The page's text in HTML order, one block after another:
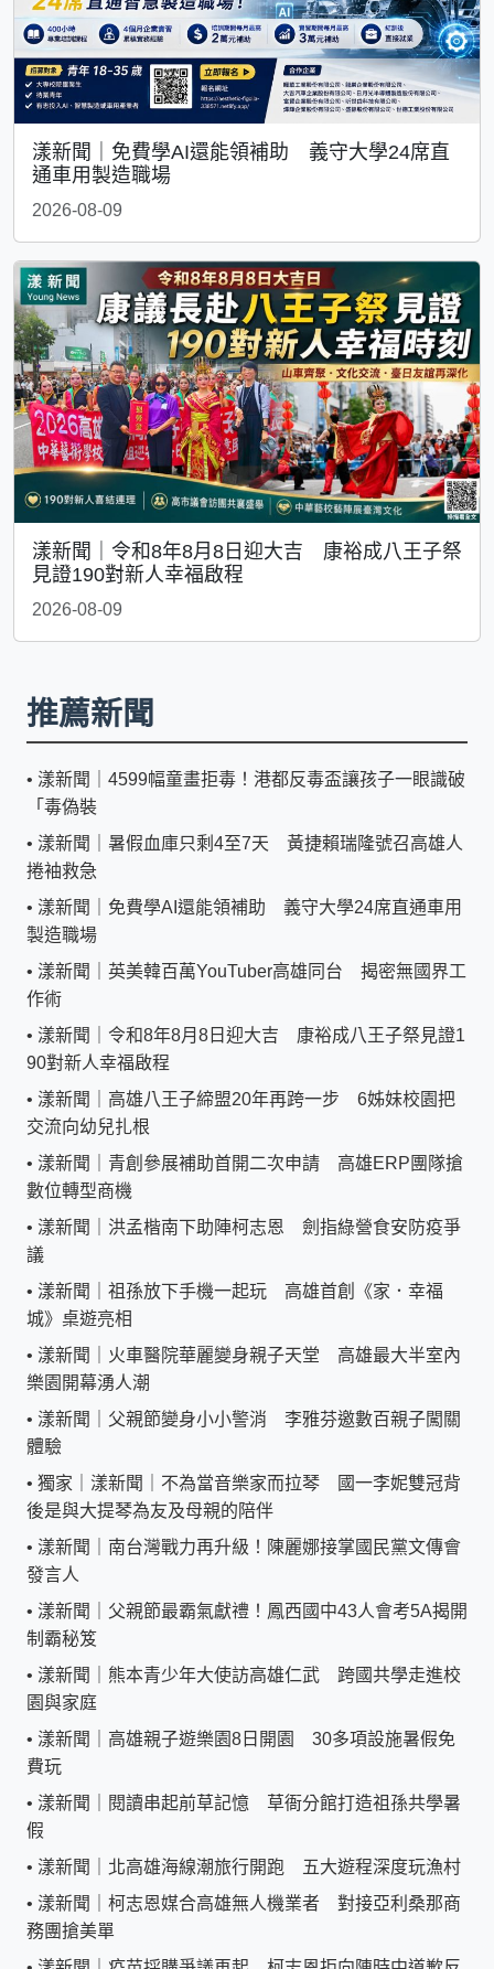
漾新聞｜免費學AI還能領補助 義守大學24席直
通車用製造職場
2026-08-09
漾新聞｜令和8年8月8日迎大吉 康裕成八王子祭
見證190對新人幸福啟程
2026-08-09
推薦新聞
• 漾新聞｜4599幅童畫拒毒！港都反毒盃讓孩子一眼識破
「毒偽裝
• 漾新聞｜暑假血庫只剩4至7天 黃捷賴瑞隆號召高雄人
捲袖救急
• 漾新聞｜免費學AI還能領補助 義守大學24席直通車用
製造職場
• 漾新聞｜英美韓百萬YouTuber高雄同台 揭密無國界工
作術
• 漾新聞｜令和8年8月8日迎大吉 康裕成八王子祭見證1
90對新人幸福啟程
• 漾新聞｜高雄八王子締盟20年再跨一步 6姊妹校園把
交流向幼兒扎根
• 漾新聞｜青創參展補助首開二次申請 高雄ERP團隊搶
數位轉型商機
• 漾新聞｜洪孟楷南下助陣柯志恩 劍指綠營食安防疫爭
議
• 漾新聞｜祖孫放下手機一起玩 高雄首創《家．幸福
城》桌遊亮相
• 漾新聞｜火車醫院華麗變身親子天堂 高雄最大半室內
樂園開幕湧人潮
• 漾新聞｜父親節變身小小警消 李雅芬邀數百親子闖關
體驗
• 獨家｜漾新聞｜不為當音樂家而拉琴 國一李妮雙冠背
後是與大提琴為友及母親的陪伴
• 漾新聞｜南台灣戰力再升級！陳麗娜接掌國民黨文傳會
發言人
• 漾新聞｜父親節最霸氣獻禮！鳳西國中43人會考5A揭開
制霸秘笈
• 漾新聞｜熊本青少年大使訪高雄仁武 跨國共學走進校
園與家庭
• 漾新聞｜高雄親子遊樂園8日開園 30多項設施暑假免
費玩
• 漾新聞｜閱讀串起前草記憶 草衙分館打造祖孫共學暑
假
• 漾新聞｜北高雄海線潮旅行開跑 五大遊程深度玩漁村
• 漾新聞｜柯志恩媒合高雄無人機業者 對接亞利桑那商
務團搶美單